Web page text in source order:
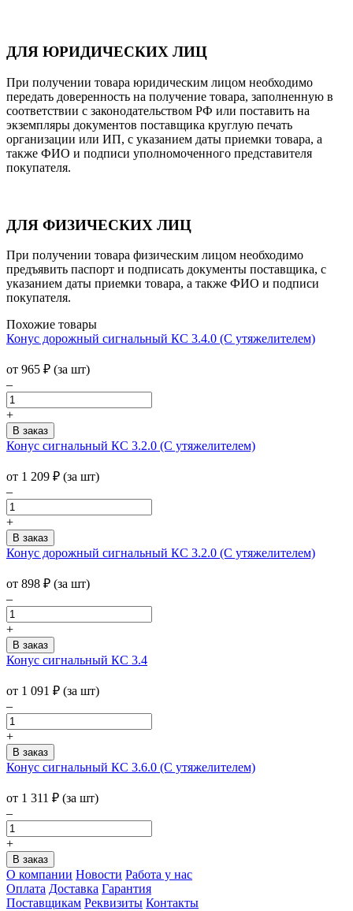
ДЛЯ ЮРИДИЧЕСКИХ ЛИЦ
При получении товара юридическим лицом необходимо
передать доверенность на получение товара, заполненную в
соответствии с законодательством РФ или поставить на
экземпляры документов поставщика круглую печать
организации или ИП, с указанием даты приемки товара, а
также ФИО и подписи уполномоченного представителя
покупателя.
ДЛЯ ФИЗИЧЕСКИХ ЛИЦ
При получении товара физическим лицом необходимо
предъявить паспорт и подписать документы поставщика, с
указанием даты приемки товара, а также ФИО и подписи
покупателя.
Похожие товары
Конус дорожный сигнальный КС 3.4.0 (С утяжелителем)
от 965 ₽ (за шт)
–
+
Конус сигнальный КС 3.2.0 (С утяжелителем)
от 1 209 ₽ (за шт)
–
+
Конус дорожный сигнальный КС 3.2.0 (С утяжелителем)
от 898 ₽ (за шт)
–
+
Конус сигнальный КС 3.4
от 1 091 ₽ (за шт)
–
+
Конус сигнальный КС 3.6.0 (С утяжелителем)
от 1 311 ₽ (за шт)
–
+
О компании Новости Работа у нас
Оплата Доставка Гарантия
Поставщикам Реквизиты Контакты